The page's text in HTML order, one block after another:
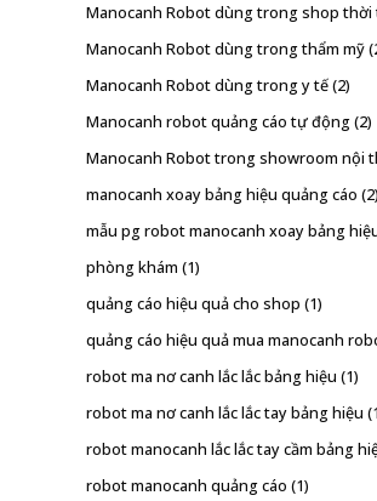
Manocanh Robot dùng trong shop thời
Manocanh Robot dùng trong thẩm mỹ
Manocanh Robot dùng trong y tế(2)
Manocanh robot quảng cáo tự động(2)
Manocanh Robot trong showroom nội
manocanh xoay bảng hiệu quảng cáo (2)
mẫu pg robot manocanh xoay bảng
phòng khám (1)
quảng cáo hiệu quả cho shop (1)
quảng cáo hiệu quả mua manocanh
robot ma nơ canh lắc lắc bảng hiệu (1)
robot ma nơ canh lắc lắc tay bảng hiệu
robot manocanh lắc lắc tay cầm bảng
robot manocanh quảng cáo (1)